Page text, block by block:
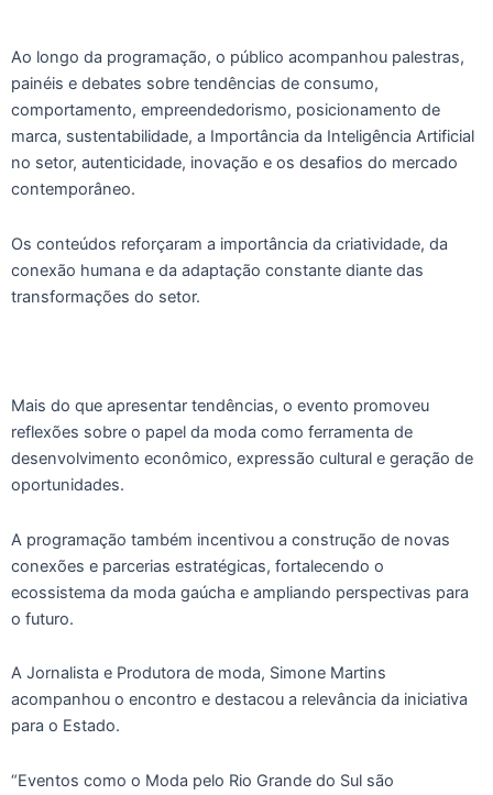
Ao longo da programação, o público acompanhou palestras,
painéis e debates sobre tendências de consumo,
comportamento, empreendedorismo, posicionamento de
marca, sustentabilidade, a Importância da Inteligência Artificial
no setor, autenticidade, inovação e os desafios do mercado
contemporâneo.
Os conteúdos reforçaram a importância da criatividade, da
conexão humana e da adaptação constante diante das
transformações do setor.
Mais do que apresentar tendências, o evento promoveu
reflexões sobre o papel da moda como ferramenta de
desenvolvimento econômico, expressão cultural e geração de
oportunidades.
A programação também incentivou a construção de novas
conexões e parcerias estratégicas, fortalecendo o
ecossistema da moda gaúcha e ampliando perspectivas para
o futuro.
A Jornalista e Produtora de moda, Simone Martins
acompanhou o encontro e destacou a relevância da iniciativa
para o Estado.
“Eventos como o Moda pelo Rio Grande do Sul são